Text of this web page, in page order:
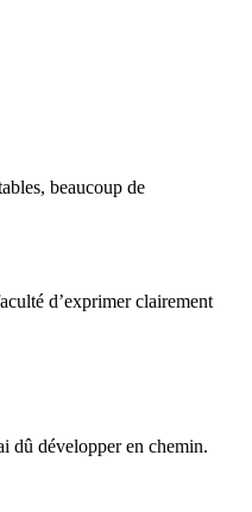
beaucoup de
d’exprimer clairement
dû développer en chemin.